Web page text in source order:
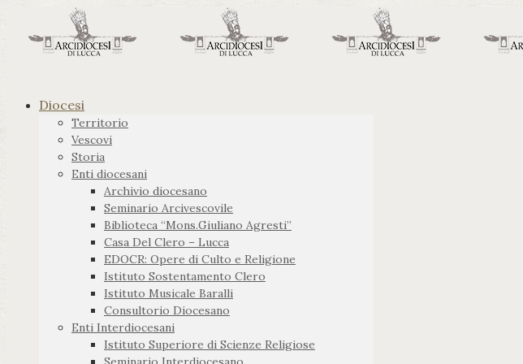
Diocesi
Territorio
Vescovi
Storia
Enti diocesani
Archivio diocesano
Seminario Arcivescovile
Biblioteca “Mons.Giuliano Agresti”
Casa Del Clero – Lucca
EDOCR: Opere di Culto e Religione
Istituto Sostentamento Clero
Istituto Musicale Baralli
Consultorio Diocesano
Enti Interdiocesani
Istituto Superiore di Scienze Religiose